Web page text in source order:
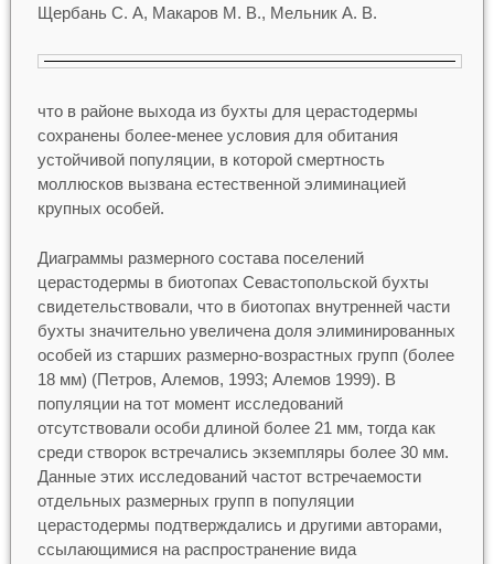
Щербань С. А, Макаров М. В., Мельник А. В.
что в районе выхода из бухты для церастодермы
сохранены более-менее условия для обитания
устойчивой популяции, в которой смертность
моллюсков вызвана естественной элиминацией
крупных особей.
Диаграммы размерного состава поселений
церастодермы в биотопах Севастопольской бухты
свидетельствовали, что в биотопах внутренней части
бухты значительно увеличена доля элиминированных
особей из старших размерно-возрастных групп (более
18 мм) (Петров, Алемов, 1993; Алемов 1999). В
популяции на тот момент исследований
отсутствовали особи длиной более 21 мм, тогда как
среди створок встречались экземпляры более 30 мм.
Данные этих исследований частот встречаемости
отдельных размерных групп в популяции
церастодермы подтверждались и другими авторами,
ссылающимися на распространение вида